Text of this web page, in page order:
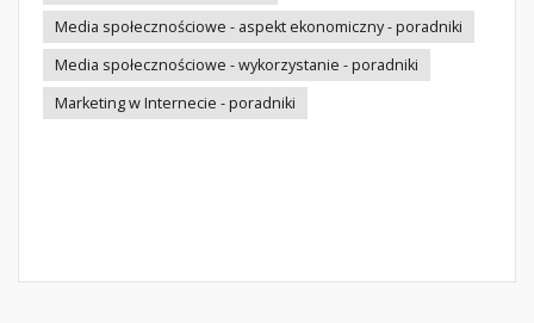
Media społecznościowe - aspekt ekonomiczny - poradniki
Media społecznościowe - wykorzystanie - poradniki
Marketing w Internecie - poradniki